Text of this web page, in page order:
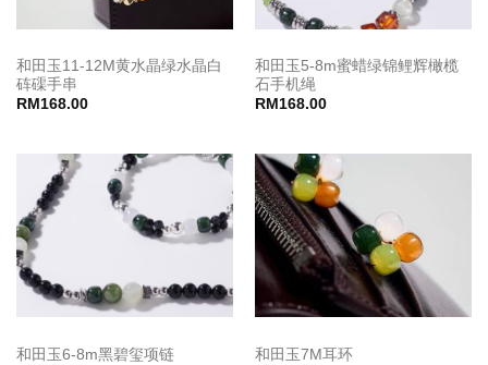
和田玉11-12M黄水晶绿水晶白
砗磲手串
RM 168.00
和田玉5-8m蜜蜡绿锦鲤辉橄榄
石手机绳
RM 168.00
和田玉6-8m黑碧玺项链
和田玉7M耳环